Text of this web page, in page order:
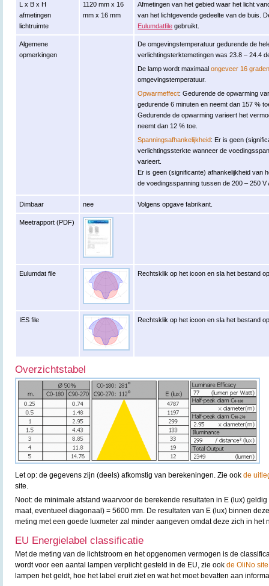
L x B x H
afmetingen
lichtruimte
1120 mm x 16
mm x 16 mm
Afmetingen van het gebied waar het licht
van het lichtgevende gedeelte van de buis.
Eulumdatfile gebruikt.
Algemene
opmerkingen
De omgevingstemperatuur gedurende de
verlichtingsterktemetingen was 23.8 – 24.4
De lamp wordt maximaalongeveer 16
omgevingstemperatuur.
Opwarmeffect: Gedurende de opwarming
gedurende 6 minuten en neemt dan 157 %
Gedurende de opwarming varieert het
neemt dan 12 % toe.
Spanningsafhankelijkheid: Er is geen
verlichtingssterkte wanneer de
varieert.
Er is geen (significante) afhankelijkheid van
de voedingsspanning tussen de 200 – 250 V
Dimbaar nee Volgens opgave fabrikant.
Meetrapport (PDF)
Eulumdat file Rechtsklik op het icoon en sla het bestand
IES file Rechtsklik op het icoon en sla het bestand
Overzichtstabel
Let op: de gegevens zijn (deels) afkomstig van berekeningen. Zie ook de
site.
Noot: de minimale afstand waarvoor de berekende resultaten in E (lux)
maat, eventueel diagonaal) = 5600 mm. De resultaten van E (lux) binnen
meting met een goede luxmeter zal minder aangeven omdat deze zich in het
EU Energielabel classificatie
Met de meting van de lichtstroom en het opgenomen vermogen is de
wordt voor een aantal lampen verplicht gesteld in de EU, zie ook de OliNo site
lampen het geldt, hoe het label eruit ziet en wat het moet bevatten aan